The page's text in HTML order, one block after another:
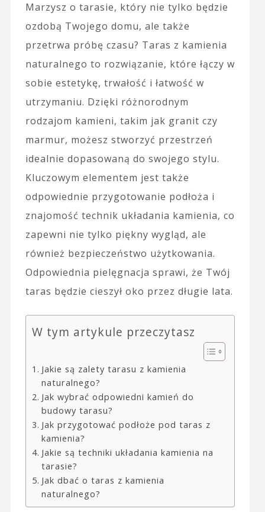
Marzysz o tarasie, który nie tylko będzie
ozdobą Twojego domu, ale także
przetrwa próbę czasu? Taras z kamienia
naturalnego to rozwiązanie, które łączy w
sobie estetykę, trwałość i łatwość w
utrzymaniu. Dzięki różnorodnym
rodzajom kamieni, takim jak granit czy
marmur, możesz stworzyć przestrzeń
idealnie dopasowaną do swojego stylu.
Kluczowym elementem jest także
odpowiednie przygotowanie podłoża i
znajomość technik układania kamienia, co
zapewni nie tylko piękny wygląd, ale
również bezpieczeństwo użytkowania.
Odpowiednia pielęgnacja sprawi, że Twój
taras będzie cieszył oko przez długie lata.
W tym artykule przeczytasz
Jakie są zalety tarasu z kamienia
naturalnego?
Jak wybrać odpowiedni kamień do
budowy tarasu?
Jak przygotować podłoże pod taras z
kamienia?
Jakie są techniki układania kamienia na
tarasie?
Jak dbać o taras z kamienia
naturalnego?